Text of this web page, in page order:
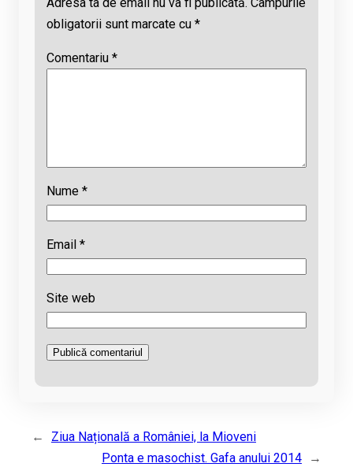
obligatorii sunt marcate cu *
Comentariu *
Nume *
Email *
Site web
←
Ziua Națională a României, la Mioveni
Ponta e masochist. Gafa anului 2014
→